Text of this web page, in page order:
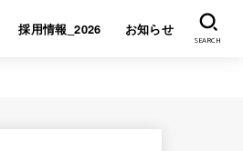
採用情報_2026 お知らせ
SEARCH